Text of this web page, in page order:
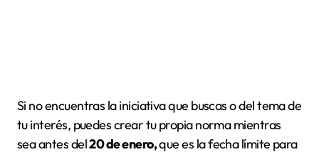
Si no encuentras la iniciativa que buscas o del tema de
tu interés, puedes crear tu propia norma mientras
sea antes del20 de enero,que es la fecha límite para